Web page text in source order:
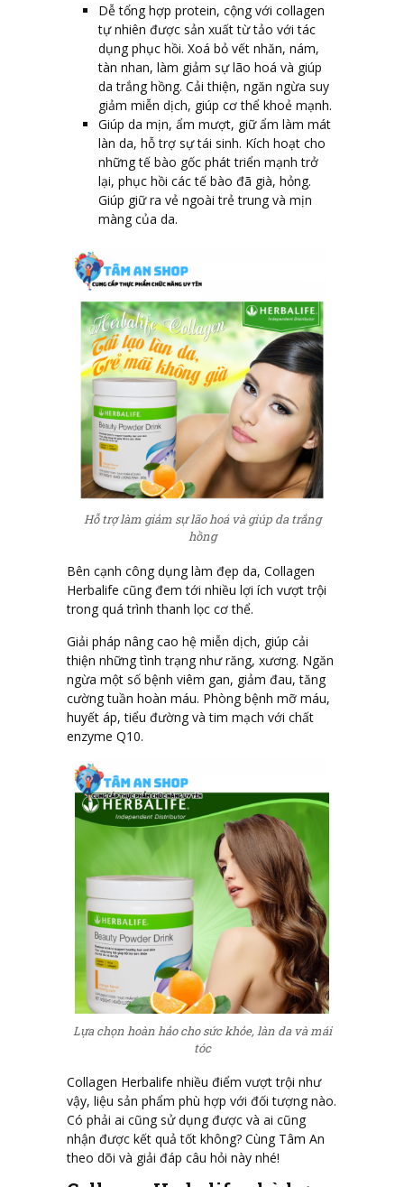
Dễ tổng hợp protein, cộng với collagen
tự nhiên được sản xuất từ tảo với tác
dụng phục hồi. Xoá bỏ vết nhăn, nám,
tàn nhan, làm giảm sự lão hoá và giúp
da trắng hồng. Cải thiện, ngăn ngừa suy
giảm miễn dịch, giúp cơ thể khoẻ mạnh.
Giúp da mịn, ẩm mượt, giữ ẩm làm mát
làn da, hỗ trợ sự tái sinh. Kích hoạt cho
những tế bào gốc phát triển mạnh trở
lại, phục hồi các tế bào đã già, hỏng.
Giúp giữ ra vẻ ngoài trẻ trung và mịn
màng của da.
Hỗ trợ làm giảm sự lão hoá và giúp da trắng
hồng
Bên cạnh công dụng làm đẹp da, Collagen
Herbalife cũng đem tới nhiều lợi ích vượt trội
trong quá trình thanh lọc cơ thể.
Giải pháp nâng cao hệ miễn dịch, giúp cải
thiện những tình trạng như răng, xương. Ngăn
ngừa một số bệnh viêm gan, giảm đau, tăng
cường tuần hoàn máu. Phòng bệnh mỡ máu,
huyết áp, tiểu đường và tim mạch với chất
enzyme Q10.
Lựa chọn hoàn hảo cho sức khỏe, làn da và mái
tóc
Collagen Herbalife nhiều điểm vượt trội như
vậy, liệu sản phẩm phù hợp với đối tượng nào.
Có phải ai cũng sử dụng được và ai cũng
nhận được kết quả tốt không? Cùng Tâm An
theo dõi và giải đáp câu hỏi này nhé!